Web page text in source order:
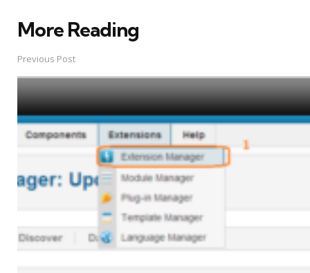
More Reading
Post
navigation
Previous Post